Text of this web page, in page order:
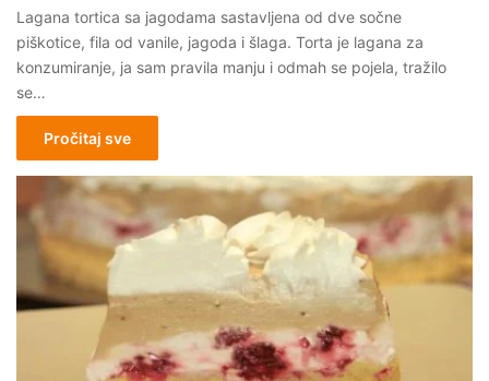
Lagana tortica sa jagodama sastavljena od dve sočne
piškotice, fila od vanile, jagoda i šlaga. Torta je lagana za
konzumiranje, ja sam pravila manju i odmah se pojela, tražilo
se…
Pročitaj sve